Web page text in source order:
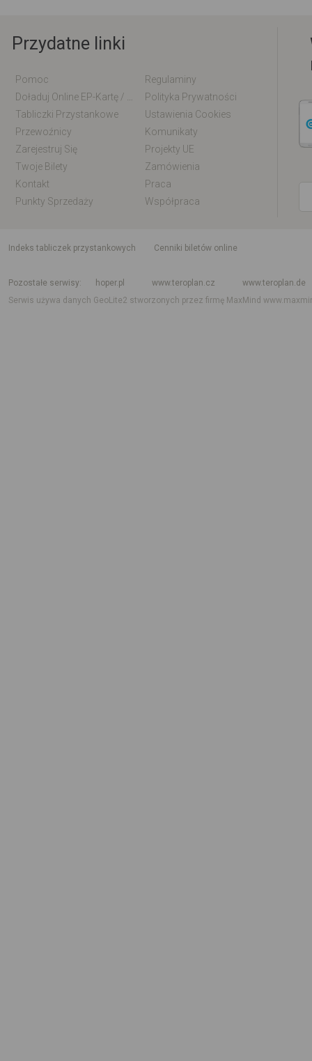
Przydatne linki
Pomoc
Regulaminy
Polityka Prywatności
Tabliczki Przystankowe
Ustawienia Cookies
Przewoźnicy
Komunikaty
Zarejestruj Się
Projekty UE
Twoje Bilety
Zamówienia
Kontakt
Praca
Punkty Sprzedaży
Współpraca
indeks tabliczek przystankowych
Cenniki biletów online
Pozostałe serwisy
hoper.pl www.teroplan.cz
www.teroplan.de
Serwis używa danych GeoLite2 stworzonych przez firmę MaxMind